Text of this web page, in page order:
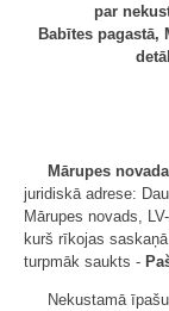
par
Babītes pagastā,
Mārupes
juridiskā adrese:
Mārupes novads,
kurš rīkojas
turpmāk saukts -
Nekustamā